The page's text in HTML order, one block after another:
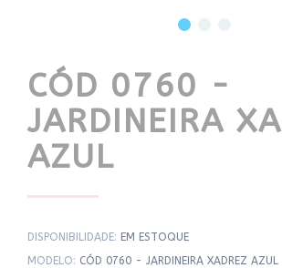
CÓD 0760 -
JARDINEIRA
AZUL
DISPONIBILIDADE: EM ESTOQUE
MODELO: CÓD 0760 - JARDINEIRA XADREZ AZUL